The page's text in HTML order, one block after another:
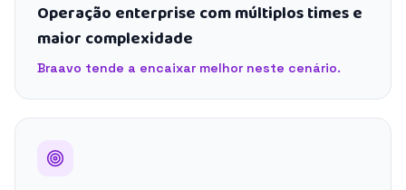
Operação enterprise com múltiplos times e
maior complexidade
Braavo tende a encaixar melhor neste cenário.